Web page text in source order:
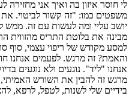
לי חוסר איזון בה ואיך אני
משפטים כמו: "זה קשור לביטוי.
יושב עליי ומה לעשות עם זה. ממש
מבינה את בלוטת התריס מהזווית
למסע מקודש של ריפוי עצמי, סוף
והאמת? זה מרגש. לפעמים אנחנו
אנחנו "ליד". נוגעים ולא נוגעים
מרגש זה להבין את השורש
בידיים שלי לשנות, לטפל, לרפא,